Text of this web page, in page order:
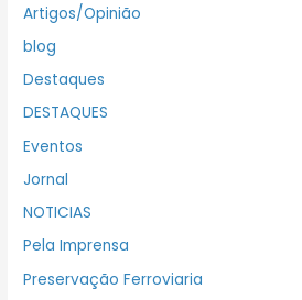
Artigos/Opinião
blog
Destaques
DESTAQUES
Eventos
Jornal
NOTICIAS
Pela Imprensa
Preservação Ferroviaria